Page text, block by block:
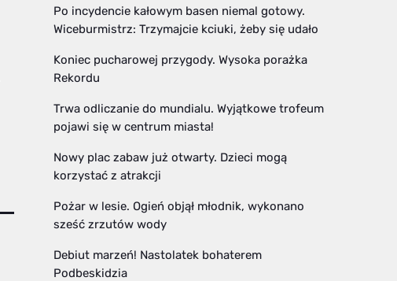
Po incydencie kałowym basen niemal gotowy.
Wiceburmistrz: Trzymajcie kciuki, żeby się udało
Koniec pucharowej przygody. Wysoka porażka
Rekordu
Trwa odliczanie do mundialu. Wyjątkowe trofeum
pojawi się w centrum miasta!
Nowy plac zabaw już otwarty. Dzieci mogą
korzystać z atrakcji
Pożar w lesie. Ogień objął młodnik, wykonano
sześć zrzutów wody
Debiut marzeń! Nastolatek bohaterem
Podbeskidzia